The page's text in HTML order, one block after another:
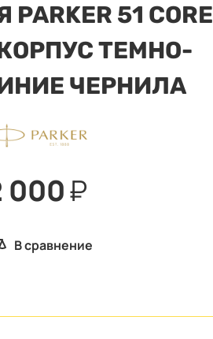
51 CORE
КОРПУС ТЕМНО-
ЧЕРНИЛА
000₽
В сравнение